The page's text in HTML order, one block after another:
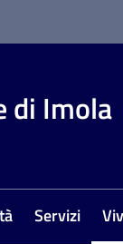
di Imola
Servizi